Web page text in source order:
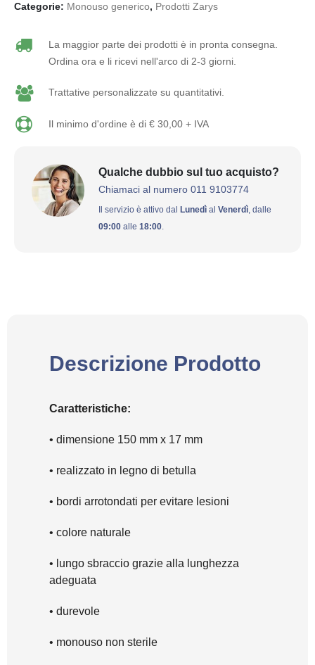
Categorie: Monouso generico, Prodotti Zarys
La maggior parte dei prodotti è in pronta consegna.
Ordina ora e li ricevi nell'arco di 2-3 giorni.
Trattative personalizzate su quantitativi.
Il minimo d'ordine è di € 30,00 + IVA
Qualche dubbio sul tuo acquisto?
Chiamaci al numero 011 9103774
Il servizio è attivo dal Lunedì al Venerdì, dalle
09:00 alle 18:00.
Descrizione Prodotto
Caratteristiche:
• dimensione 150 mm x 17 mm
• realizzato in legno di betulla
• bordi arrotondati per evitare lesioni
• colore naturale
• lungo sbraccio grazie alla lunghezza
adeguata
• durevole
• monouso non sterile